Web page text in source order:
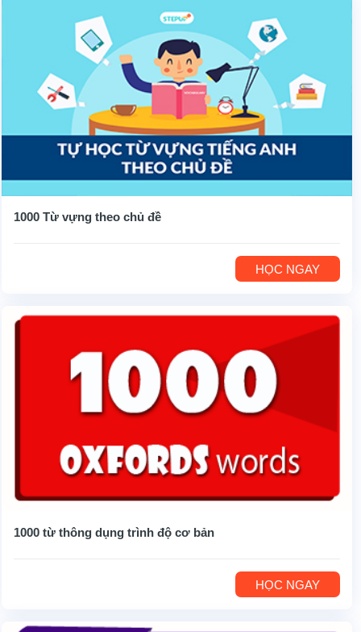
1000 Từ vựng theo chủ đề
HỌC NGAY
1000 từ thông dụng trình độ cơ bản
HỌC NGAY